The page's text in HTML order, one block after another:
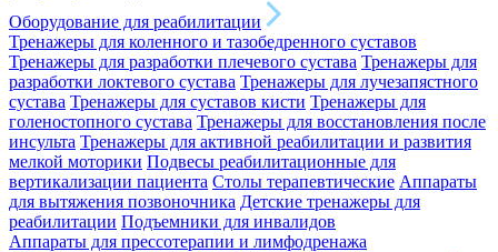
Оборудование для реабилитации
Тренажеры для коленного и тазобедренного суставов
Тренажеры для разработки плечевого сустава Тренажеры для
разработки локтевого сустава Тренажеры для лучезапястного
сустава Тренажеры для суставов кисти Тренажеры для
голеностопного сустава Тренажеры для восстановления после
инсульта Тренажеры для активной реабилитации и развития
мелкой моторики Подвесы реабилитационные для
вертикализации пациента Столы терапевтические Аппараты
для вытяжения позвоночника Детские тренажеры для
реабилитации Подъемники для инвалидов
Аппараты для прессотерапии и лимфодренажа